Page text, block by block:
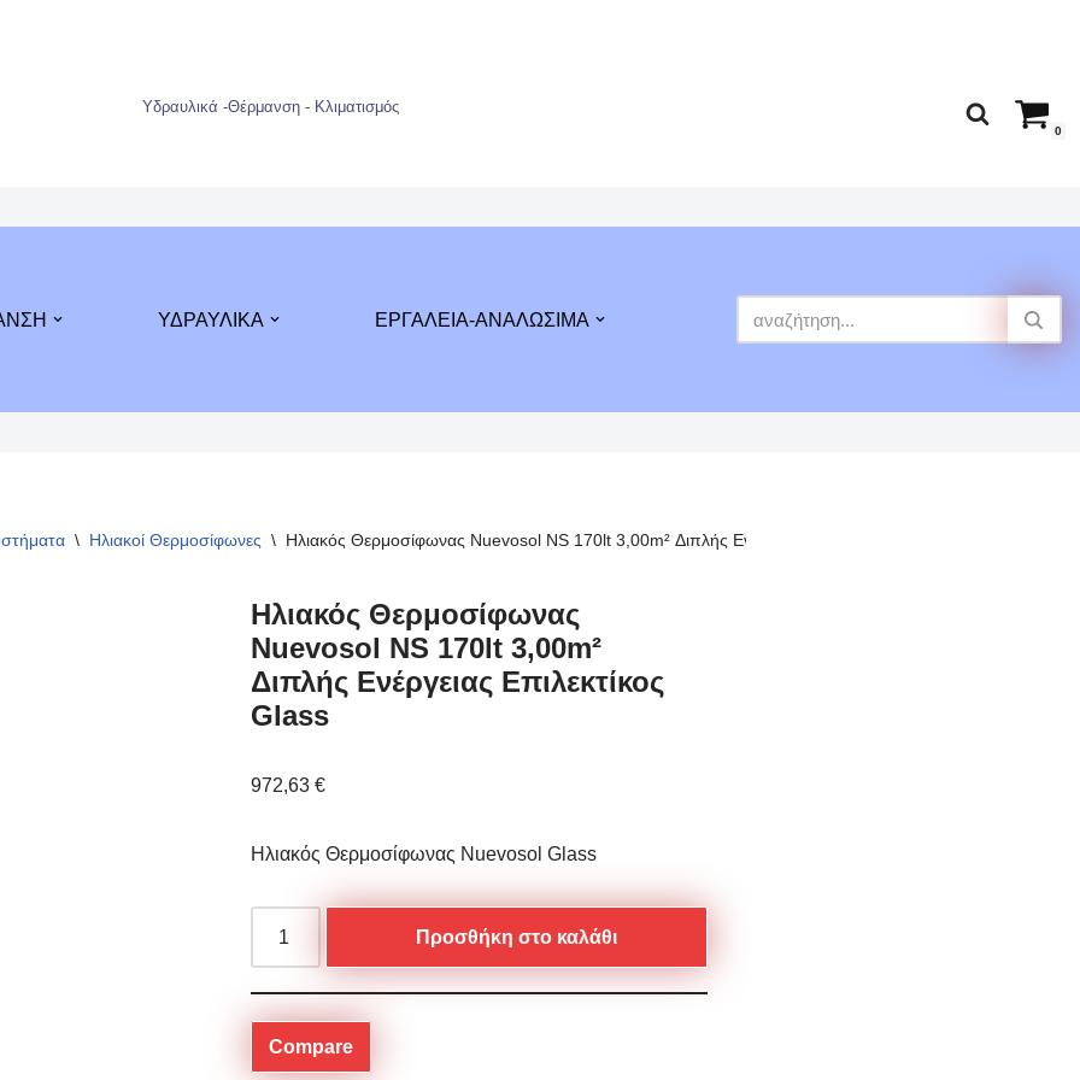
Υδραυλικά -Θέρμανση - Κλιματισμός
0
ΥΔΡΑΥΛΙΚΑ ΕΡΓΑΛΕΙΑ-ΑΝΑΛΩΣΙΜΑ
\ Ηλιακοί Θερμοσίφωνες \ Ηλιακός Θερμοσίφωνας Nuevosol NS 170lt 3,00m² Διπλής Ενέργειας Επιλεκτίκος Glass
Ηλιακός Θερμοσίφωνας
Nuevosol NS 170lt 3,00m²
Διπλής Ενέργειας Επιλεκτίκος
Glass
972,63€
Ηλιακός Θερμοσίφωνας Nuevosol Glass
Προσθήκη στο καλάθι
Compare